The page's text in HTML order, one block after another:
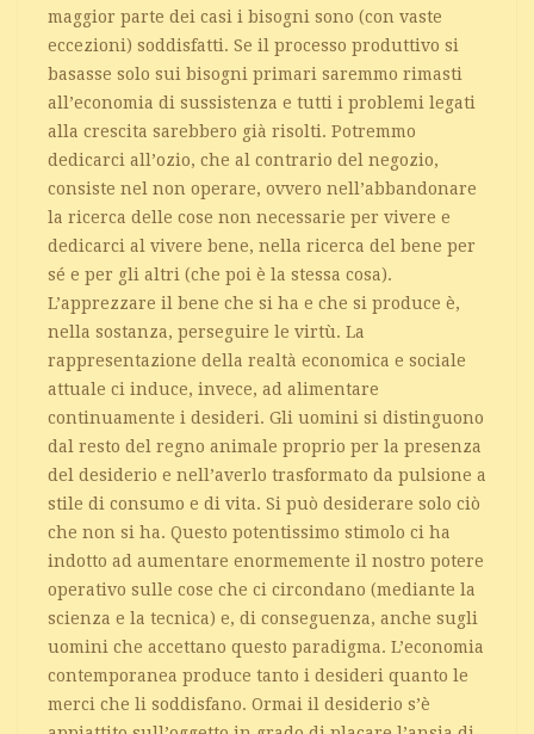
maggior parte dei casi i bisogni sono (con vaste
eccezioni) soddisfatti. Se il processo produttivo si
basasse solo sui bisogni primari saremmo rimasti
all’economia di sussistenza e tutti i problemi legati
alla crescita sarebbero già risolti. Potremmo
dedicarci all’ozio, che al contrario del negozio,
consiste nel non operare, ovvero nell’abbandonare
la ricerca delle cose non necessarie per vivere e
dedicarci al vivere bene, nella ricerca del bene per
sé e per gli altri (che poi è la stessa cosa).
L’apprezzare il bene che si ha e che si produce è,
nella sostanza, perseguire le virtù. La
rappresentazione della realtà economica e sociale
attuale ci induce, invece, ad alimentare
continuamente i desideri. Gli uomini si distinguono
dal resto del regno animale proprio per la presenza
del desiderio e nell’averlo trasformato da pulsione a
stile di consumo e di vita. Si può desiderare solo ciò
che non si ha. Questo potentissimo stimolo ci ha
indotto ad aumentare enormemente il nostro potere
operativo sulle cose che ci circondano (mediante la
scienza e la tecnica) e, di conseguenza, anche sugli
uomini che accettano questo paradigma. L’economia
contemporanea produce tanto i desideri quanto le
merci che li soddisfano. Ormai il desiderio s’è